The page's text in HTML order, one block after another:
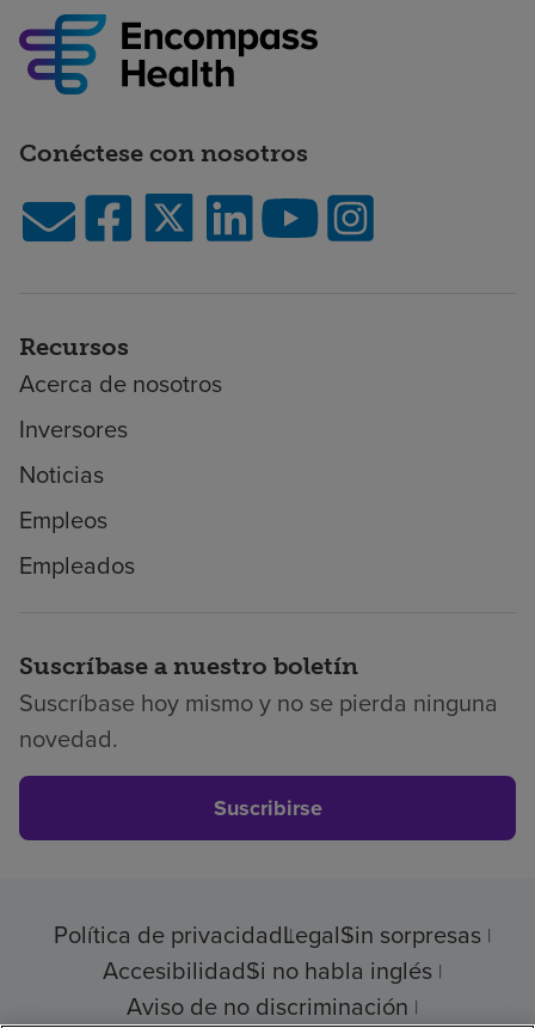
Conéctese con nosotros
Recursos
Acerca de nosotros
Inversores
Noticias
Empleos
Empleados
Suscríbase a nuestro boletín
Suscríbase hoy mismo y no se pierda ninguna
novedad.
Suscribirse
Política de privacidadLegalSin sorpresas
AccesibilidadSi no habla inglés
Aviso de no discriminación